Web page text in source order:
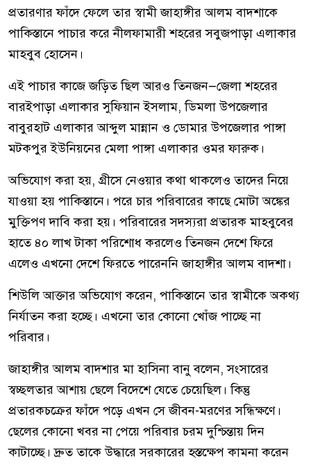
প্রতারণার ফাঁদে ফেলে তার স্বামী জাহাঙ্গীর আলম বাদশাকে
পাকিস্তানে পাচার করে নীলফামারী শহরের সবুজপাড়া এলাকার
মাহবুব হোসেন।
এই পাচার কাজে জড়িত ছিল আরও তিনজন—জেলা শহরের
বারইপাড়া এলাকার সুফিয়ান ইসলাম, ডিমলা উপজেলার
বাবুরহাট এলাকার আব্দুল মান্নান ও ডোমার উপজেলার পাঙ্গা
মটকপুর ইউনিয়নের মেলা পাঙ্গা এলাকার ওমর ফারুক।
অভিযোগ করা হয়, গ্রীসে নেওয়ার কথা থাকলেও তাদের নিয়ে
যাওয়া হয় পাকিস্তানে। পরে চার পরিবারের কাছে মোটা অঙ্কের
মুক্তিপণ দাবি করা হয়। পরিবারের সদস্যরা প্রতারক মাহবুবের
হাতে ৪০ লাখ টাকা পরিশোধ করলেও তিনজন দেশে ফিরে
এলেও এখনো দেশে ফিরতে পারেননি জাহাঙ্গীর আলম বাদশা।
শিউলি আক্তার অভিযোগ করেন, পাকিস্তানে তার স্বামীকে অকথ্য
নির্যাতন করা হচ্ছে। এখনো তার কোনো খোঁজ পাচ্ছে না
পরিবার।
জাহাঙ্গীর আলম বাদশার মা হাসিনা বানু বলেন, সংসারের
স্বচ্ছলতার আশায় ছেলে বিদেশে যেতে চেয়েছিল। কিন্তু
প্রতারকচক্রের ফাঁদে পড়ে এখন সে জীবন-মরণের সন্ধিক্ষণে।
ছেলের কোনো খবর না পেয়ে পরিবার চরম দুশ্চিন্তায় দিন
কাটাচ্ছে। দ্রুত তাকে উদ্ধারে সরকারের হস্তক্ষেপ কামনা করেন